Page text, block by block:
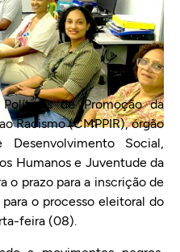
de Promoção da
Racismo (CMPPIR), órgão
Social,
Humanos e Juventude da
o prazo para a inscrição de
o processo eleitoral do
feira (08).